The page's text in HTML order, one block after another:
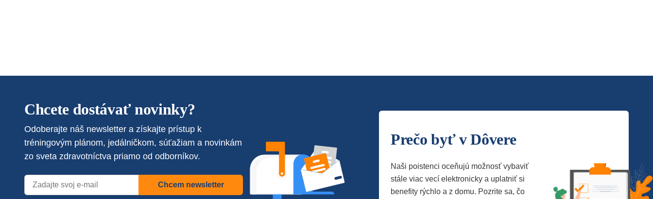
Chcete dostávať novinky?
Odoberajte náš newsletter a získajte prístup k
tréningovým plánom, jedálničkom, súťažiam a novinkám
zo sveta zdravotníctva priamo od odborníkov.
Chcem newsletter
Prečo byť v Dôvere
Naši poistenci oceňujú možnosť vybaviť
stále viac vecí elektronicky a uplatniť si
benefity rýchlo a z domu. Pozrite sa, čo